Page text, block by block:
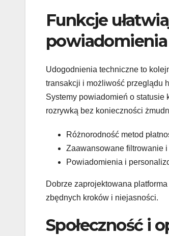
Funkcje
powiadomienia
Udogodnienia techniczne to
transakcji i możliwość przeglądu
Systemy powiadomień o statusie
rozrywką bez konieczności
Różnorodność metod
Zaawansowane filtrowanie
Powiadomienia i
Dobrze zaprojektowana
zbędnych kroków i niejasności.
Społeczność i